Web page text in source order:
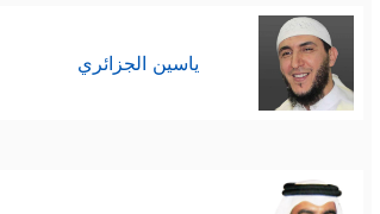
ياسين الجزائري